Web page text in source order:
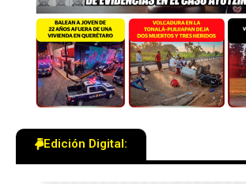
Edición Digital: